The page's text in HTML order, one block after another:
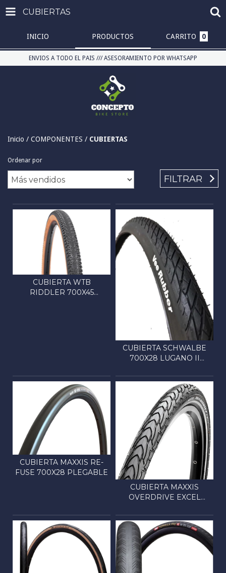
CUBIERTAS
INICIO PRODUCTOS CARRITO 0
ENVIOS A TODO EL PAIS /// ASESORAMIENTO POR WHATSAPP
Inicio / COMPONENTES / CUBIERTAS
Ordenar por
FILTRAR
CUBIERTA WTB
RIDDLER 700X45
CUBIERTA SCHWALBE
700X28 LUGANO II
CUBIERTA MAXXIS RE-
FUSE 700X28 PLEGABLE
CUBIERTA MAXXIS
OVERDRIVE EXCEL